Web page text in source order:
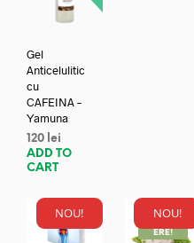
Gel
Anticelulitic
cu
CAFEINA –
Yamuna
120 lei
ADD TO
CART
NOU! NOU!
REDUC
ERE!